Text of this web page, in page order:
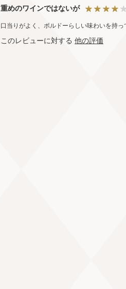
重めのワインではないが
口当りがよく、ボルドーらしい味わいを持
このレビューに対する 他の評価